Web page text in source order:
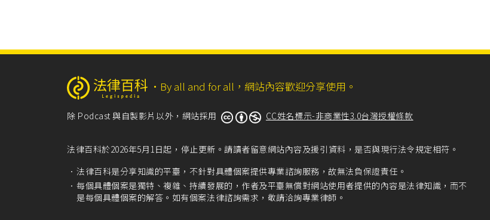
‧ By all and for all，網站內容歡迎分享使用。
除 Podcast 與自製影片以外，網站採用 CC姓名標示-非商業性3.0台灣授權條款
法律百科於2026年5月1日起，停止更新。請讀者留意網站內容及援引資料，是否與現行法令規定相符。
法律百科是分享知識的平臺，不針對具體個案提供專業諮詢服務，故無法負保證責任。
每個具體個案是獨特、複雜、持續發展的，作者及平臺無償對網站使用者提供的內容是法律知識，而不
是每個具體個案的解答。如有個案法律諮詢需求，敬請洽詢專業律師。